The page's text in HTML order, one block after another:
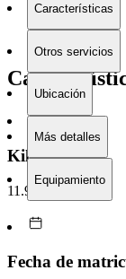
Características
Otros servicios
Ubicación
Más detalles
Equipamiento
Kilometraje
11.942 km
Fecha de